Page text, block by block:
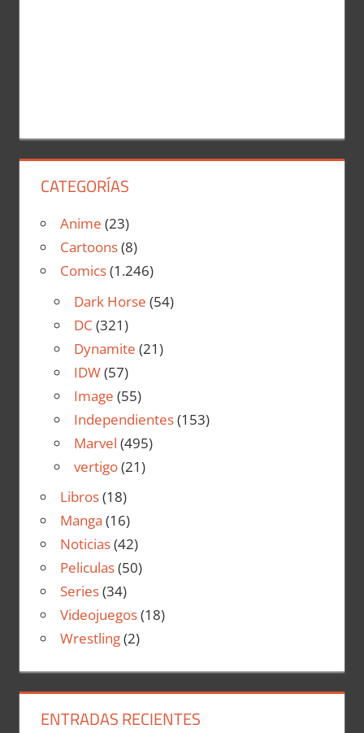
CATEGORÍAS
Anime (23)
Cartoons(8)
Comics(1.246)
Dark Horse (54)
DC (321)
Dynamite (21)
IDW(57)
Image (55)
Independientes(153)
Marvel (495)
vertigo(21)
Libros(18)
Manga (16)
Noticias(42)
Peliculas(50)
Series(34)
Videojuegos(18)
Wrestling(2)
ENTRADAS RECIENTES